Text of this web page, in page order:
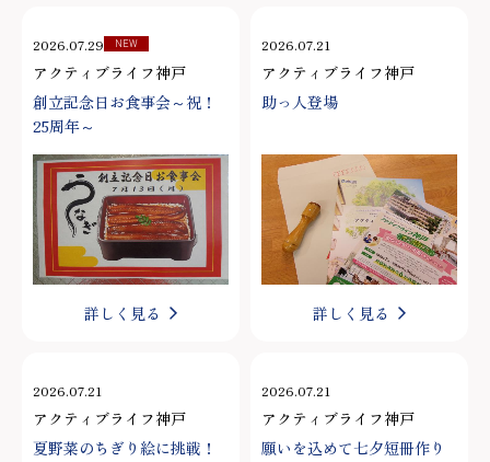
2026.07.29 NEW
アクティブライフ神戸
創立記念日お食事会～祝！
25周年～
詳しく見る
2026.07.21
アクティブライフ神戸
助っ人登場
詳しく見る
2026.07.21
アクティブライフ神戸
夏野菜のちぎり絵に挑戦！
2026.07.21
アクティブライフ神戸
願いを込めて七夕短冊作り